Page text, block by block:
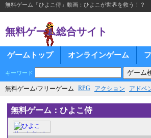
無料ゲーム「ひよこ侍」動画：ひよこが世界を救う！？
無料ゲーム総合サイト
ゲームトップ オンラインゲーム
キーワード
無料ゲーム/フリーゲーム RPG アクション アドベ
無料ゲーム：ひよこ侍